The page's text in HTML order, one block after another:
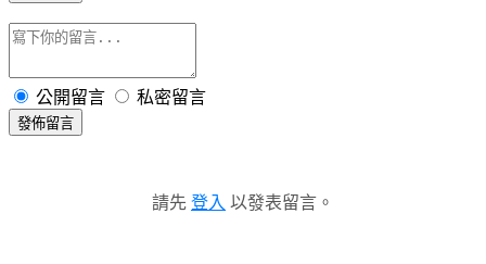
公開留言 私密留言
發佈留言
請先 登入 以發表留言。